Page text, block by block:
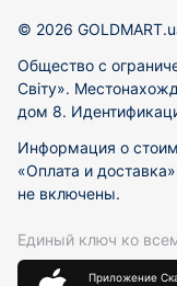
© 2026
Общество с
Світу».
дом 8.
Информация о
«Оплата и
не включены.
Единый ключ ко
Приложение